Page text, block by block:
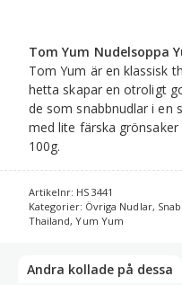
Yum
mängd
Tom Yum Nudelsoppa
Tom Yum är en klassisk
hetta skapar en otroligt
de som snabbnudlar i en
med lite färska
100g.
Artikelnr: HS 3441
Kategorier: Övriga Nudlar,
Thailand,Yum Yum
Andra kollade på dessa​